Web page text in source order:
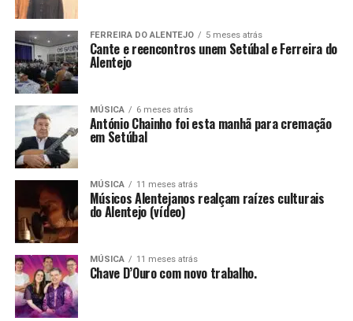
FERREIRA DO ALENTEJO 5 meses atrás
Cante e reencontros unem Setúbal e Ferreira do
Alentejo
MÚSICA 6 meses atrás
António Chainho foi esta manhã para cremação
em Setúbal
MÚSICA 11 meses atrás
Músicos Alentejanos realçam raízes culturais
do Alentejo (vídeo)
MÚSICA 11 meses atrás
Chave D’Ouro com novo trabalho.